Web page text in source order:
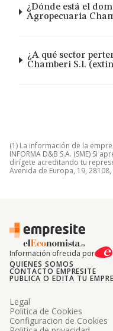
¿Dónde está el
Agropecuaria
¿A qué sector
Chamberi S.l.
(1) La información de la
INFORMA D&B S.A. (SME) Si
dirígete acreditando tu
Avenida de Europa, 19,
Información ofrecida por
QUIENES SOMOS
CONTACTO EMPRESITE
PUBLICA O EDITA TU
Legal
Politica de Cookies
Configuracion de Cookies